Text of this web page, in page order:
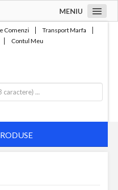
MENIU
Comenzi
Transport Marfa
Contul Meu